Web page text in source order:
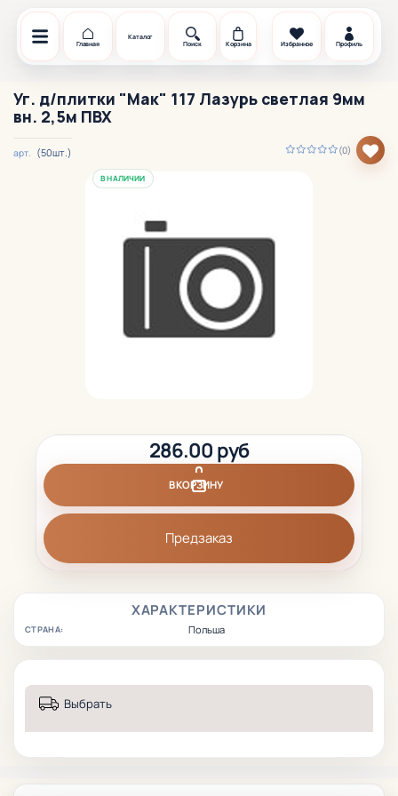
Главная
Каталог
Поиск
Корзина Избранное Профиль
Уг. д/плитки "Мак" 117 Лазурь светлая 9мм
вн. 2,5м ПВХ
(0)
арт. (50шт.)
В НАЛИЧИИ
ХАРАКТЕРИСТИКИ
СТРАНА: Польша
286.00 руб
В КОРЗИНУ
Предзаказ
Выбрать